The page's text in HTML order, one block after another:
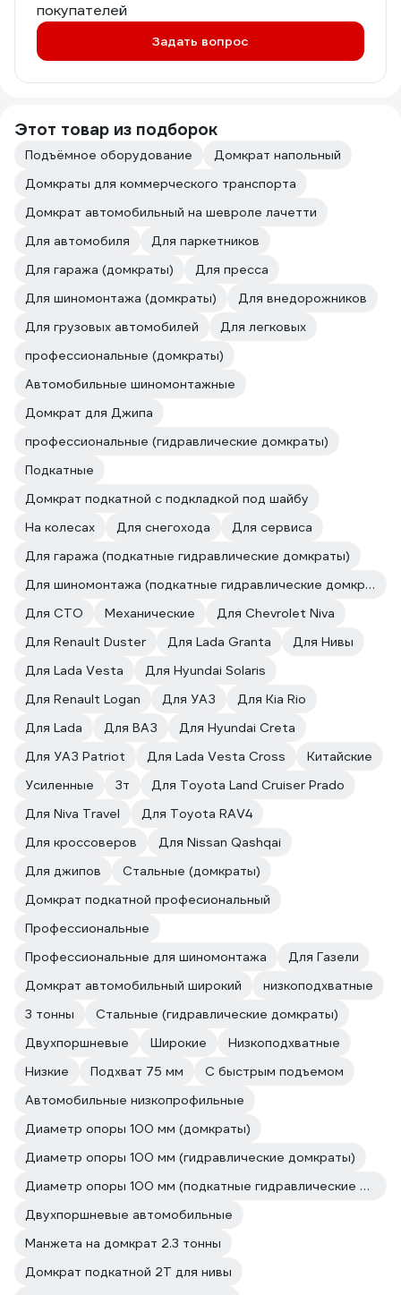
покупателей
Задать вопрос
Этот товар из подборок
Подъёмное оборудование
Домкрат напольный
Домкраты для коммерческого транспорта
Домкрат автомобильный на шевроле лачетти
Для автомобиля
Для паркетников
Для гаража (домкраты)
Для пресса
Для шиномонтажа (домкраты)
Для внедорожников
Для грузовых автомобилей
Для легковых
профессиональные (домкраты)
Автомобильные шиномонтажные
Домкрат для Джипа
профессиональные (гидравлические домкраты)
Подкатные
Домкрат подкатной с подкладкой под шайбу
На колесах
Для снегохода
Для сервиса
Для гаража (подкатные гидравлические домкраты)
Для шиномонтажа (подкатные гидравлические домкраты)
Для СТО
Механические
Для Chevrolet Niva
Для Renault Duster
Для Lada Granta
Для Нивы
Для Lada Vesta
Для Hyundai Solaris
Для Renault Logan
Для УАЗ
Для Kia Rio
Для Lada
Для ВАЗ
Для Hyundai Creta
Для УАЗ Patriot
Для Lada Vesta Cross
Китайские
Усиленные
3т
Для Toyota Land Cruiser Prado
Для Niva Travel
Для Toyota RAV4
Для кроссоверов
Для Nissan Qashqai
Для джипов
Стальные (домкраты)
Домкрат подкатной професиональный
Профессиональные
Профессиональные для шиномонтажа
Для Газели
Домкрат автомобильный широкий
низкоподхватные
3 тонны
Стальные (гидравлические домкраты)
Двухпоршневые
Широкие
Низкоподхватные
Низкие
Подхват 75 мм
С быстрым подъемом
Автомобильные низкопрофильные
Диаметр опоры 100 мм (домкраты)
Диаметр опоры 100 мм (гидравлические домкраты)
Диаметр опоры 100 мм (подкатные гидравлические домкраты)
Двухпоршневые автомобильные
Манжета на домкрат 2.3 тонны
Домкрат подкатной 2Т для нивы